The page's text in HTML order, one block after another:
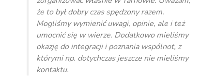
że to był dobry czas spędzony razem.
Mogliśmy wymienić uwagi, opinie, ale i też
umocnić się w wierze. Dodatkowo mieliśmy
okazję do integracji i poznania wspólnot, z
którymi np. dotychczas jeszcze nie mieliśmy
kontaktu.